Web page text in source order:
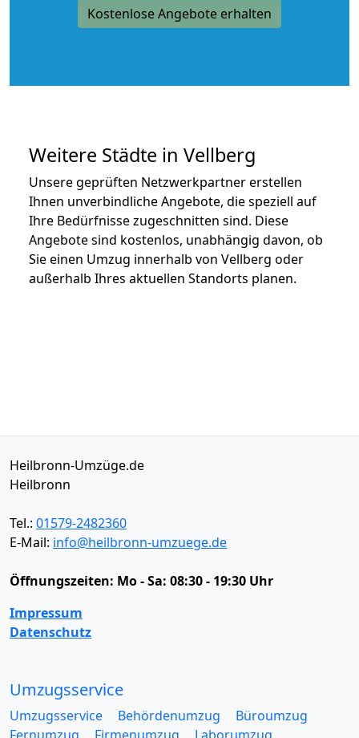
Kostenlose Angebote erhalten
Weitere Städte in Vellberg
Unsere geprüften Netzwerkpartner erstellen
Ihnen unverbindliche Angebote, die speziell auf
Ihre Bedürfnisse zugeschnitten sind. Diese
Angebote sind kostenlos, unabhängig davon, ob
Sie einen Umzug innerhalb von Vellberg oder
außerhalb Ihres aktuellen Standorts planen.
Heilbronn-Umzüge.de
Heilbronn
Tel.: 01579-2482360
E-Mail: info@heilbronn-umzuege.de
Öffnungszeiten: Mo - Sa: 08:30 - 19:30 Uhr
Impressum
Datenschutz
Umzugsservice
Umzugsservice Behördenumzug
Büroumzug
Fernumzug
Firmenumzug
Laborumzug